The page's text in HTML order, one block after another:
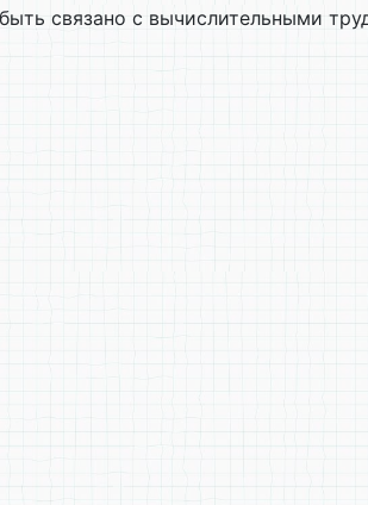
связано с вычислительными